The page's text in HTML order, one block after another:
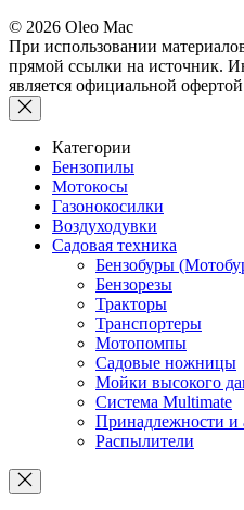
© 2026 Oleo Mac
При использовании
прямой ссылки на источник.
является официальной
Категории
Бензопилы
Мотокосы
Газонокосилки
Воздуходувки
Садовая техника
Бензобуры
Бензорезы
Тракторы
Транспортеры
Мотопомпы
Садовые ножницы
Мойки высокого
Система Multimate
Принадлежности и
Распылители